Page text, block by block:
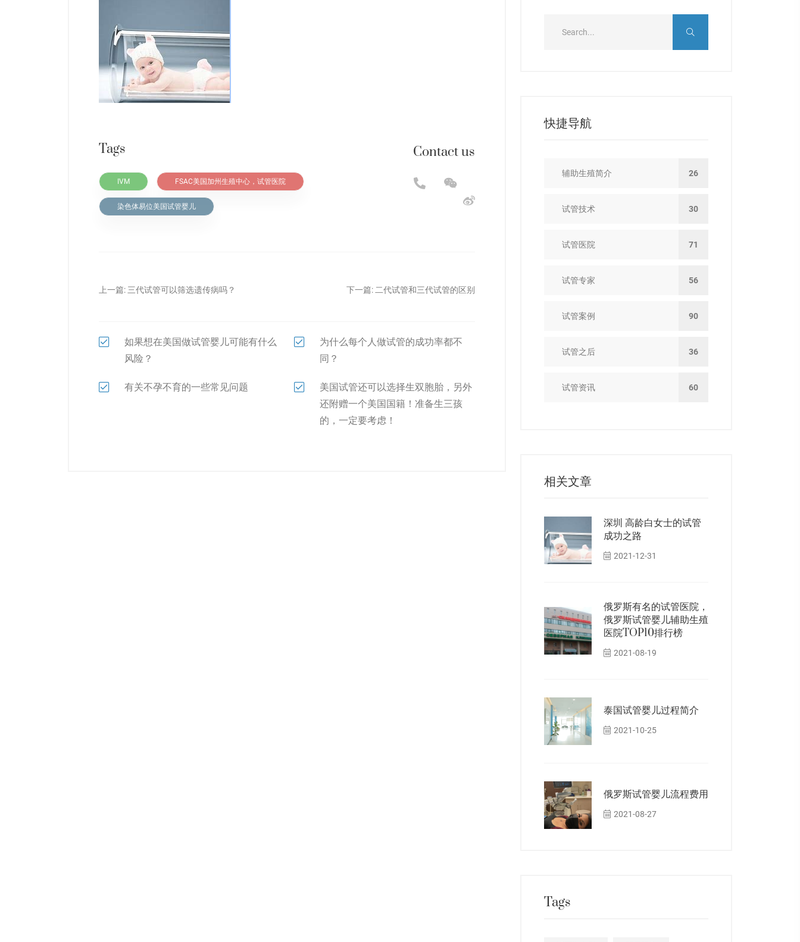
Tags
IVM FSAC美国加州生殖中心，试管医院
染色体易位美国试管婴儿
Contact us
上一篇: 三代试管可以筛选遗传病吗？ 下一篇: 二代试管和三代试管的区别
如果想在美国做试管婴儿可能有什么
风险？
为什么每个人做试管的成功率都不
同？
有关不孕不育的一些常见问题
美国试管还可以选择生双胞胎，另外
还附赠一个美国国籍！准备生三孩
的，一定要考虑！
快捷导航
辅助生殖简介 26
试管技术 30
试管医院 71
试管专家 56
试管案例 90
试管之后 36
试管资讯 60
相关文章
深圳 高龄白女士的试管
成功之路
2021-12-31
俄罗斯有名的试管医院，
俄罗斯试管婴儿辅助生殖
医院TOP10排行榜
2021-08-19
泰国试管婴儿过程简介
2021-10-25
俄罗斯试管婴儿流程费用
2021-08-27
Tags